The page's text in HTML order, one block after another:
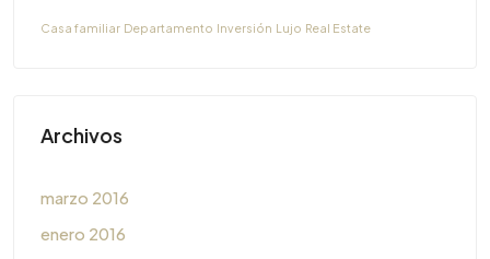
Casa familiar Departamento Inversión Lujo Real Estate
Archivos
marzo 2016
enero 2016